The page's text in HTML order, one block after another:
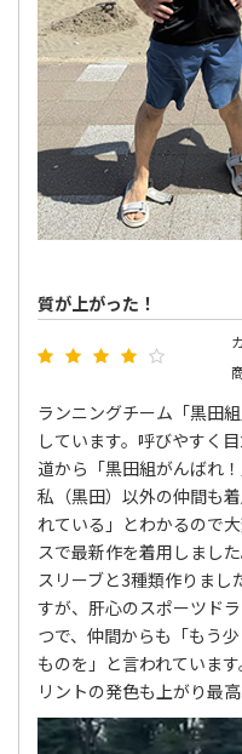
質が上がった！
ランニングチーム「黒田
しています。呼びやすく
道から「黒田組がんばれ
私（黒田）以外の仲間も
れている」とわかるので
スで最新作を着用しまし
スリーブと3種類作りまし
すが、肝心のスポーツド
つで、仲間からも「もう
ものを」と言われていま
リントの発色も上がり最